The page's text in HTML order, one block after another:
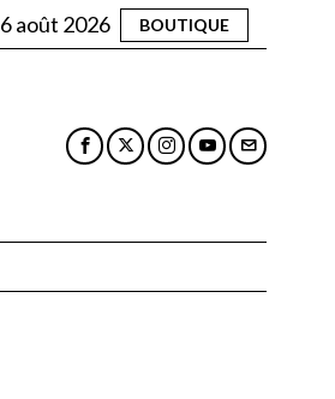
6 août 2026 BOUTIQUE